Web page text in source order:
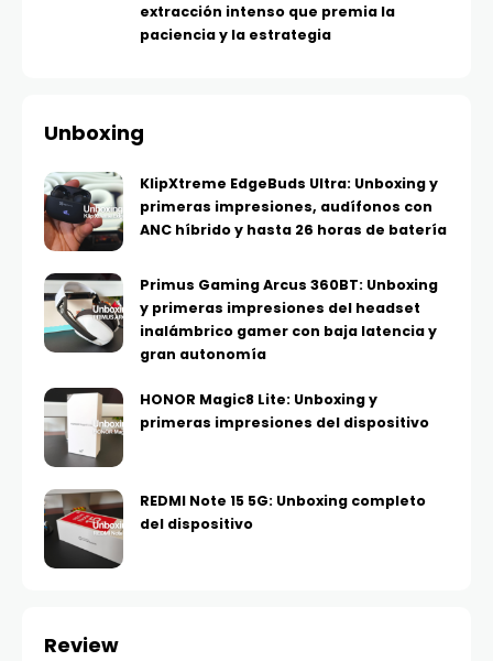
extracción intenso que premia la
paciencia y la estrategia
Unboxing
KlipXtreme EdgeBuds Ultra: Unboxing y
primeras impresiones, audífonos con
ANC híbrido y hasta 26 horas de batería
Primus Gaming Arcus 360BT: Unboxing
y primeras impresiones del headset
inalámbrico gamer con baja latencia y
gran autonomía
HONOR Magic8 Lite: Unboxing y
primeras impresiones del dispositivo
REDMI Note 15 5G: Unboxing completo
del dispositivo
Review